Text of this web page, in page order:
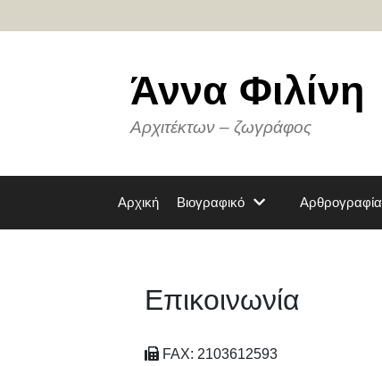
Άννα Φιλίνη
Αρχιτέκτων – ζωγράφος
Αρχική Βιογραφικό Αρθρογραφία
Επικοινωνία
FAX: 2103612593